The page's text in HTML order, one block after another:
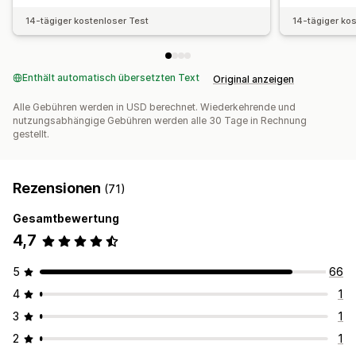
14-tägiger kostenloser Test 14-tägiger
Enthält automatisch übersetzten Text Original anzeigen
Alle Gebühren werden in USD berechnet. Wiederkehrende und
nutzungsabhängige Gebühren werden alle 30 Tage in Rechnung
gestellt.
Rezensionen (71)
Gesamtbewertung
4,7
5
66
4
1
3
1
2
1